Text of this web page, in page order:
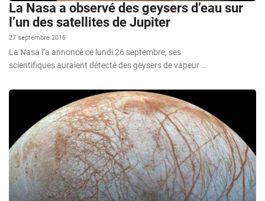
La Nasa a observé des geysers d’eau sur
l’un des satellites de Jupiter
27 septembre 2016
La Nasa l’a annoncé ce lundi 26 septembre, ses
scientifiques auraient détecté des geysers de vapeur …